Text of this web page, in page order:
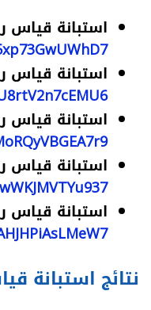
استبانة قياس
استبانة قياس
استبانة قياس
استبانة قياس
استبانة قياس
نتائج استبانة